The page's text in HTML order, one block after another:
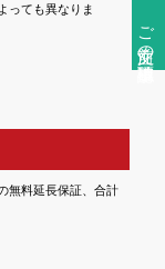
ご注文前の確認事項
っても異なりま
無料延長保証、合計